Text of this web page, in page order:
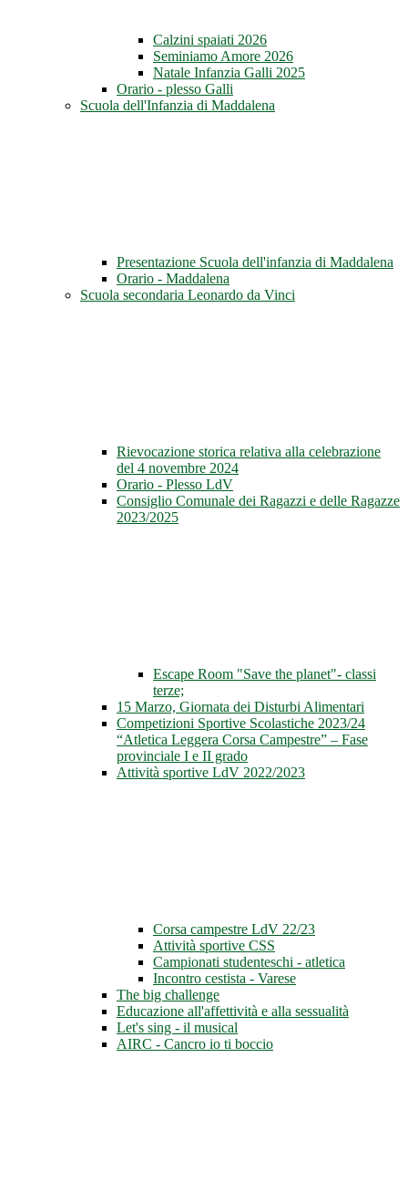
Calzini spaiati 2026
Seminiamo Amore 2026
Natale Infanzia Galli 2025
Orario - plesso Galli
Scuola dell'Infanzia di Maddalena
Presentazione Scuola dell'infanzia di Maddalena
Orario - Maddalena
Scuola secondaria Leonardo da Vinci
Rievocazione storica relativa alla celebrazione
del 4 novembre 2024
Orario - Plesso LdV
Consiglio Comunale dei Ragazzi e delle Ragazze
2023/2025
Escape Room "Save the planet"- classi
terze;
15 Marzo, Giornata dei Disturbi Alimentari
Competizioni Sportive Scolastiche 2023/24
“Atletica Leggera Corsa Campestre” – Fase
provinciale I e II grado
Attività sportive LdV 2022/2023
Corsa campestre LdV 22/23
Attività sportive CSS
Campionati studenteschi - atletica
Incontro cestista - Varese
The big challenge
Educazione all'affettività e alla sessualità
Let's sing - il musical
AIRC - Cancro io ti boccio